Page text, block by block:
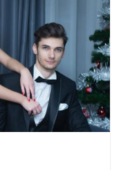
รกิจทั่ว
งปี พบ CEO
สัยทัศน์ธุรกิจ
ถแห่” ยกวง